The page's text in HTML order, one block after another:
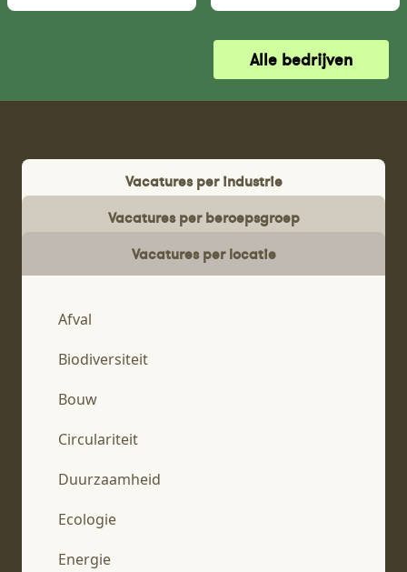
Alle bedrijven
Vacatures per industrie
Vacatures per beroepsgroep
Vacatures per locatie
Afval
Biodiversiteit
Bouw
Circulariteit
Duurzaamheid
Ecologie
Energie